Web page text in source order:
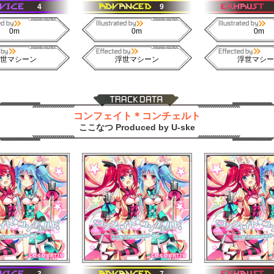
4
0m
マシーン
9
0m
浮世マシーン
0m
浮世マシ
コンフェイト＊コンチェルト
ここなつ Produced by U-ske